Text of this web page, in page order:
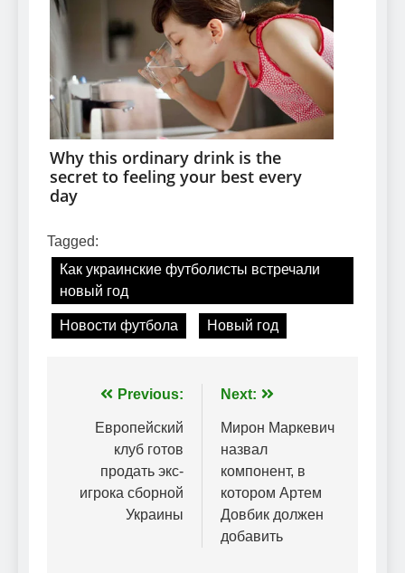
Tagged:
Как украинские футболисты встречали
новый год
Новости футбола Новый год
Навігація
записів
Previous:
Европейский
клуб готов
продать экс-
игрока сборной
Украины
Next:
Мирон Маркевич
назвал
компонент, в
котором Артем
Довбик должен
добавить